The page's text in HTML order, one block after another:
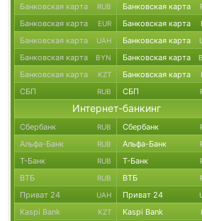
Банковская карта RUB Банковская карта
Банковская карта EUR Банковская карта
Банковская карта UAH Банковская карта
Банковская карта BYN Банковская карта
Банковская карта KZT Банковская карта
СБП RUB СБП
Интернет-банкинг
Сбербанк RUB Сбербанк
Альфа-Банк RUB Альфа-Банк
Т-Банк RUB Т-Банк
ВТБ RUB ВТБ
Приват 24 UAH Приват 24
Kaspi Bank KZT Kaspi Bank